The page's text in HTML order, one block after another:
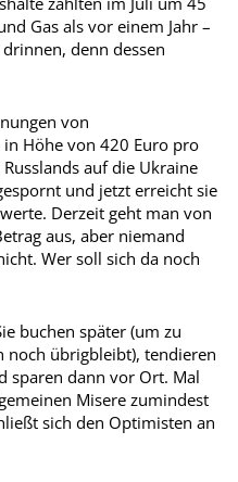
Gas als vor einem Jahr –
denn dessen
von
Höhe von 420 Euro pro
auf die Ukraine
und jetzt erreicht sie
Derzeit geht man von
aus, aber niemand
Wer soll sich da noch
buchen später (um zu
noch übrigbleibt), tendieren
sparen dann vor Ort. Mal
Misere zumindest
sich den Optimisten an